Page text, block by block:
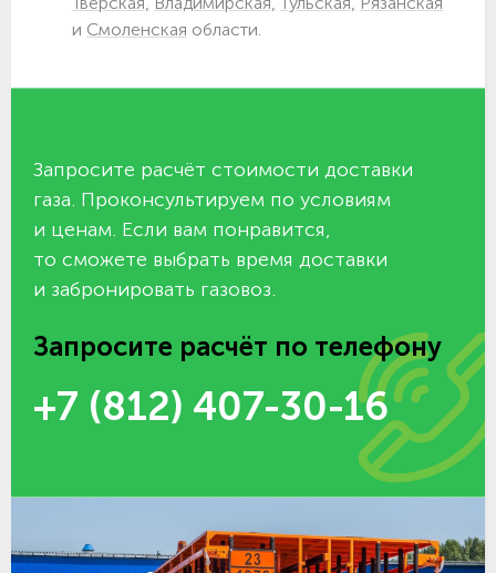
и Смоленская области.
Запросите расчёт стоимости доставки
газа. Проконсультируем по условиям
и ценам. Если вам понравится,
то сможете выбрать время доставки
и забронировать газовоз.
Запросите расчёт по телефону
+7 (812) 407-30-16